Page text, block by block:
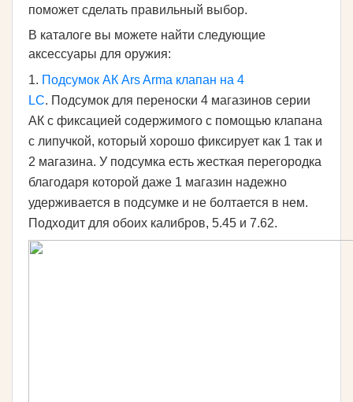
поможет сделать правильный выбор.
В каталоге вы можете найти следующие
аксессуары для оружия:
1. Подсумок АК Ars Arma клапан на 4
LC. Подсумок для переноски 4 магазинов серии
АК с фиксацией содержимого с помощью клапана
с липучкой, который хорошо фиксирует как 1 так и
2 магазина. У подсумка есть жесткая перегородка
благодаря которой даже 1 магазин надежно
удерживается в подсумке и не болтается в нем.
Подходит для обоих калибров, 5.45 и 7.62.